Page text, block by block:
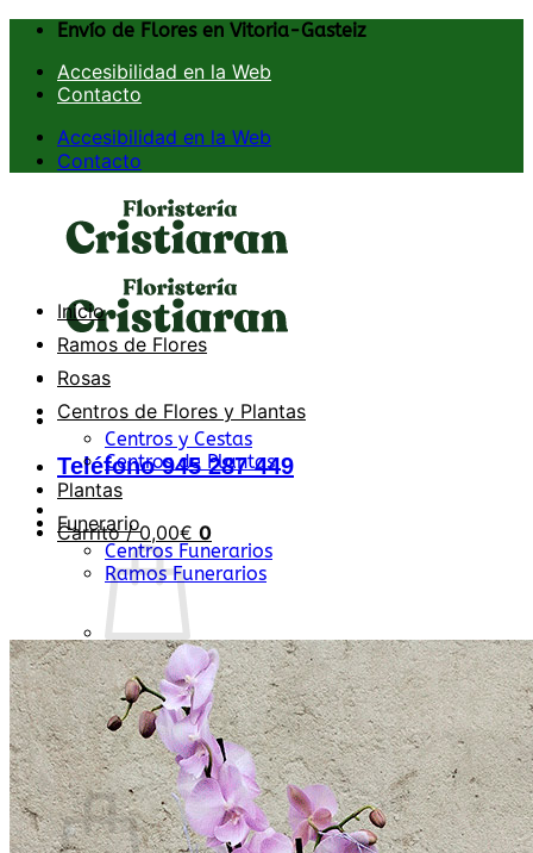
Saltar
contenido
Envío de Flores en Vitoria-Gasteiz
Accesibilidad en la Web
Contacto
Accesibilidad en la Web
Contacto
Teléfono 945 287 449
Carrito /0,00€ 0
No hay productos en el carrito.
Volver a la tienda
0
Carrito
Inicio
Ramos de Flores
Rosas
Centros de Flores y Plantas
Centros y Cestas
Centros de Plantas
Plantas
Funerario
Centros Funerarios
Ramos Funerarios